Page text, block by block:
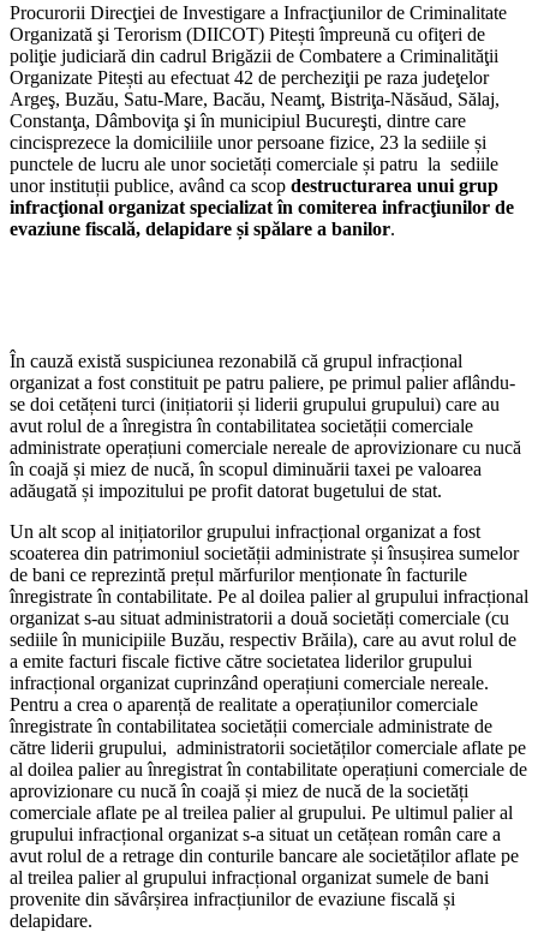
Procurorii Direcţiei de Investigare a Infracţiunilor de Criminalitate
Organizată şi Terorism (DIICOT) Pitești împreună cu ofiţeri de
poliţie judiciară din cadrul Brigăzii de Combatere a Criminalităţii
Organizate Pitești au efectuat 42 de percheziţii pe raza judeţelor
Argeş, Buzău, Satu-Mare, Bacău, Neamţ, Bistriţa-Năsăud, Sălaj,
Constanţa, Dâmboviţa şi în municipiul Bucureşti, dintre care
cincisprezece la domiciliile unor persoane fizice, 23 la sediile și
punctele de lucru ale unor societăți comerciale și patru la sediile
unor instituții publice, având ca scop destructurarea unui grup
infracţional organizat specializat în comiterea infracţiunilor de
evaziune fiscală, delapidare și spălare a banilor.
În cauză există suspiciunea rezonabilă că grupul infracțional
organizat a fost constituit pe patru paliere, pe primul palier aflându-
se doi cetățeni turci (inițiatorii și liderii grupului grupului) care au
avut rolul de a înregistra în contabilitatea societății comerciale
administrate operațiuni comerciale nereale de aprovizionare cu nucă
în coajă și miez de nucă, în scopul diminuării taxei pe valoarea
adăugată și impozitului pe profit datorat bugetului de stat.
Un alt scop al inițiatorilor grupului infracțional organizat a fost
scoaterea din patrimoniul societății administrate și însușirea sumelor
de bani ce reprezintă prețul mărfurilor menționate în facturile
înregistrate în contabilitate. Pe al doilea palier al grupului infracțional
organizat s-au situat administratorii a două societăți comerciale (cu
sediile în municipiile Buzău, respectiv Brăila), care au avut rolul de
a emite facturi fiscale fictive către societatea liderilor grupului
infracțional organizat cuprinzând operațiuni comerciale nereale.
Pentru a crea o aparență de realitate a operațiunilor comerciale
înregistrate în contabilitatea societății comerciale administrate de
către liderii grupului, administratorii societăților comerciale aflate pe
al doilea palier au înregistrat în contabilitate operațiuni comerciale de
aprovizionare cu nucă în coajă și miez de nucă de la societăți
comerciale aflate pe al treilea palier al grupului. Pe ultimul palier al
grupului infracțional organizat s-a situat un cetățean român care a
avut rolul de a retrage din conturile bancare ale societăților aflate pe
al treilea palier al grupului infracțional organizat sumele de bani
provenite din săvârșirea infracțiunilor de evaziune fiscală și
delapidare.